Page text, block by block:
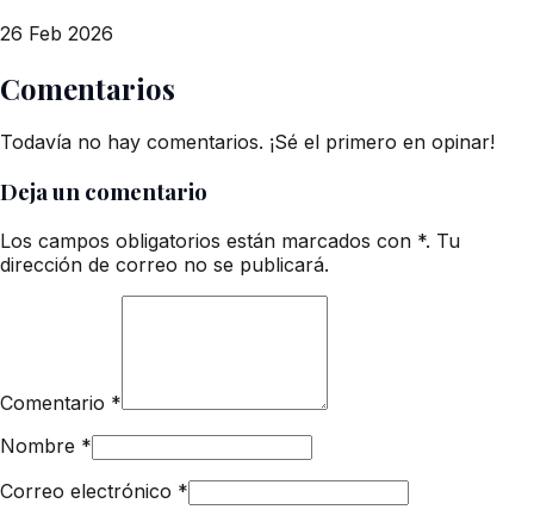
26 Feb 2026
Comentarios
Todavía no hay comentarios. ¡Sé el primero en opinar!
Deja un comentario
Los campos obligatorios están marcados con *. Tu
dirección de correo no se publicará.
Comentario *
Nombre *
Correo electrónico *